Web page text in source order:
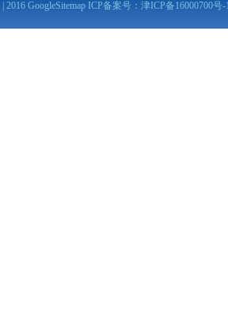
| 2016 GoogleSitemap ICP备案号： 津ICP备16000700号-